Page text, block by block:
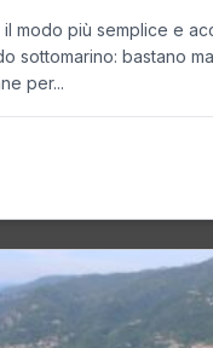
modo più semplice e
sottomarino: bastano
per...